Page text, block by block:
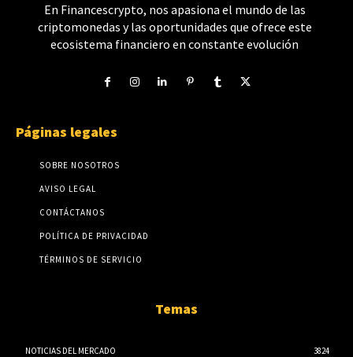
En Financescrypto, nos apasiona el mundo de las
criptomonedas y las oportunidades que ofrece este
ecosistema financiero en constante evolución
Páginas legales
SOBRE NOSOTROS
AVISO LEGAL
CONTÁCTANOS
POLÍTICA DE PRIVACIDAD
TÉRMINOS DE SERVICIO
Temas
NOTICIAS DEL MERCADO
3824